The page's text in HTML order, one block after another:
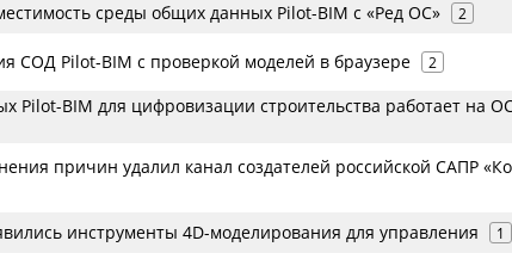
среды общих данных Pilot-BIM с «Ред ОС» 2
СОД Pilot-BIM с проверкой моделей в браузере 2
Pilot-BIM для цифровизации строительства работает на
причин удалил канал создателей российской САПР
инструменты 4D-моделирования для управления 1